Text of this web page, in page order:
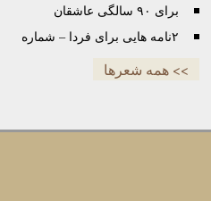
برای ٩٠ سالگی عاشقان
۲نامه هایی برای فردا – شماره
>> همه شعرها